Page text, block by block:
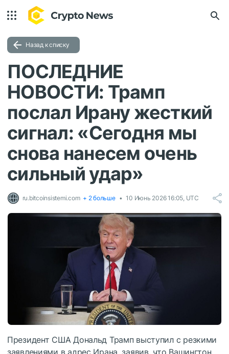
Назад к списку
ПОСЛЕДНИЕ
НОВОСТИ: Трамп
послал Ирану жесткий
сигнал: «Сегодня мы
снова нанесем очень
сильный удар»
ru.bitcoinsistemi.com + 2 больше 10 Июнь 2026 16:05, UTC
Президент США Дональд Трамп выступил с резкими